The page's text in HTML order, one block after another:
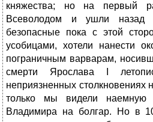
княжества; но на первый
Всеволодом и ушли назад
безопасные пока с этой
усобицами, хотели нанести
пограничным варварам,
смерти Ярослава I
неприязненных столкновениях
только мы видели наемную
Владимира на болгар. Но в